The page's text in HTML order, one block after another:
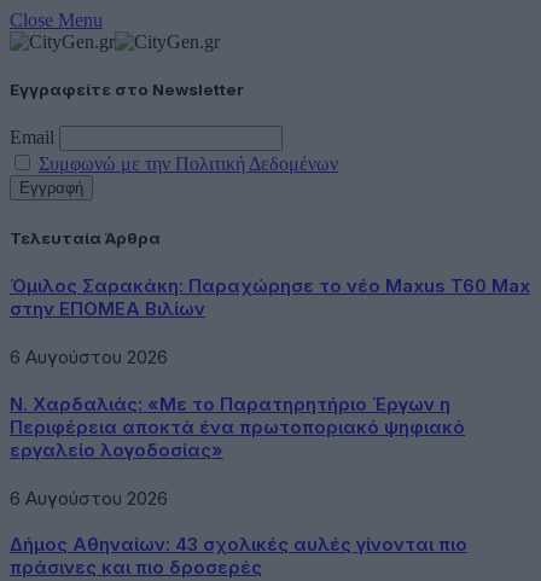
Close Menu
Εγγραφείτε στο Newsletter
Email
Συμφωνώ με την Πολιτική Δεδομένων
Τελευταία Άρθρα
Όμιλος Σαρακάκη: Παραχώρησε το νέο Maxus T60 Max
στην ΕΠΟΜΕΑ Βιλίων
6 Αυγούστου 2026
Ν. Χαρδαλιάς: «Με το Παρατηρητήριο Έργων η
Περιφέρεια αποκτά ένα πρωτοποριακό ψηφιακό
εργαλείο λογοδοσίας»
6 Αυγούστου 2026
Δήμος Αθηναίων: 43 σχολικές αυλές γίνονται πιο
πράσινες και πιο δροσερές